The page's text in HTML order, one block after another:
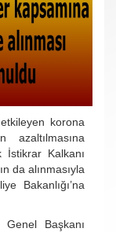
korona
azaltılmasına
Kalkanı
da alınmasıyla
Bakanlığı’na
Başkanı